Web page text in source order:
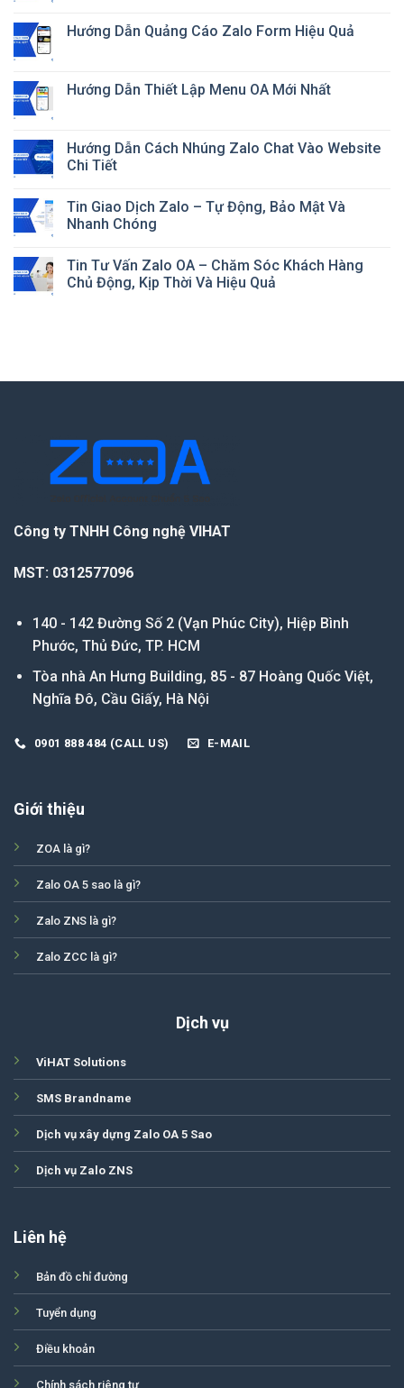
Hướng Dẫn Quảng Cáo Zalo Form Hiệu Quả
Hướng Dẫn Thiết Lập Menu OA Mới Nhất
Hướng Dẫn Cách Nhúng Zalo Chat Vào Website
Chi Tiết
Tin Giao Dịch Zalo – Tự Động, Bảo Mật Và
Nhanh Chóng
Tin Tư Vấn Zalo OA – Chăm Sóc Khách Hàng
Chủ Động, Kịp Thời Và Hiệu Quả
Công ty TNHH Công nghệ VIHAT
MST: 0312577096
140 - 142 Đường Số 2 (Vạn Phúc City), Hiệp Bình
Phước, Thủ Đức, TP. HCM
Tòa nhà An Hưng Building, 85 - 87 Hoàng Quốc Việt,
Nghĩa Đô, Cầu Giấy, Hà Nội
0901 888 484 (CALL US) E-MAIL
Giới thiệu
ZOA là gì?
Zalo OA 5 sao là gì?
Zalo ZNS là gì?
Zalo ZCC là gì?
Dịch vụ
ViHAT Solutions
SMS Brandname
Dịch vụ xây dựng Zalo OA 5 Sao
Dịch vụ Zalo ZNS
Liên hệ
Bản đồ chỉ đường
Tuyển dụng
Điều khoản
Chính sách riêng tư